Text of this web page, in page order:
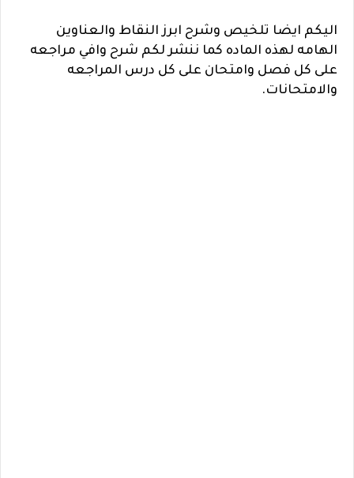
اليكم ايضا تلخيص وشرح ابرز النقاط والعناوين
الهامه لهذه الماده كما ننشر لكم شرح وافي مراجعه
على كل فصل وامتحان على كل درس المراجعه
والامتحانات.